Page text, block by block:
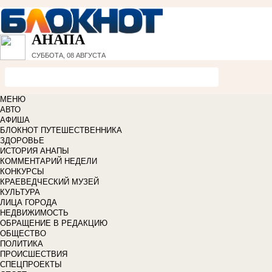
АНАПА
СУББОТА, 08 АВГУСТА
МЕНЮ
АВТО
АФИША
БЛОКНОТ ПУТЕШЕСТВЕННИКА
ЗДОРОВЬЕ
ИСТОРИЯ АНАПЫ
КОММЕНТАРИЙ НЕДЕЛИ
КОНКУРСЫ
КРАЕВЕДЧЕСКИЙ МУЗЕЙ
КУЛЬТУРА
ЛИЦА ГОРОДА
НЕДВИЖИМОСТЬ
ОБРАЩЕНИЕ В РЕДАКЦИЮ
ОБЩЕСТВО
ПОЛИТИКА
ПРОИСШЕСТВИЯ
СПЕЦПРОЕКТЫ